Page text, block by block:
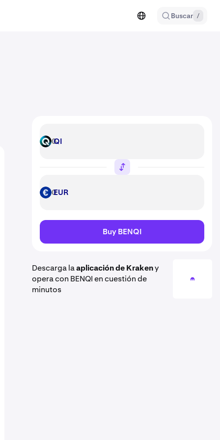
Buscar /
QI QI
EUR EUR
Buy BENQI
Descarga laaplicación de Krakeny
opera con BENQI en cuestión de
minutos